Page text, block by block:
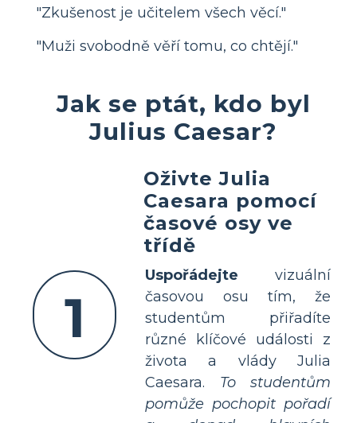
"Zkušenost je učitelem všech věcí."
"Muži svobodně věří tomu, co chtějí."
Jak se ptát, kdo byl
Julius Caesar?
1
Oživte Julia
Caesara pomocí
časové osy ve
třídě
Uspořádejte vizuální
časovou osu tím, že
studentům přiřadíte
různé klíčové události z
života a vlády Julia
Caesara. To studentům
pomůže pochopit pořadí